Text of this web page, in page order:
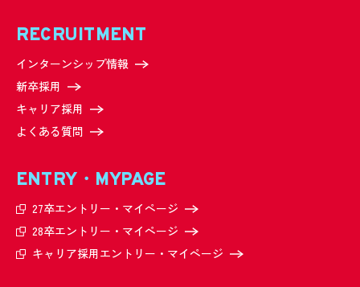
RECRUITMENT
インターンシップ情報
新卒採用
キャリア採用
よくある質問
ENTRY・MYPAGE
27卒エントリー・ マイページ
28卒エントリー・ マイページ
キャリア採用エントリー・ マイページ